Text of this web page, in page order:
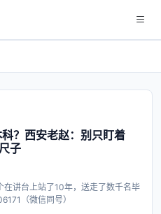
？西安老赵：别只盯着
子
在讲台上站了10年，送走了数千名毕
（微信同号）